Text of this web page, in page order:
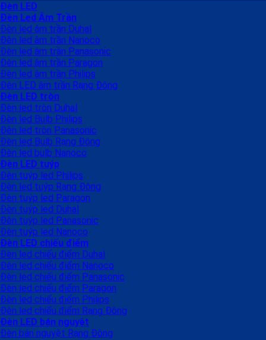
Đèn LED
Đèn Led Âm Trần
Đèn led âm trần Duhal
Đèn led âm trần Nanoco
Đèn led âm trần Panasonic
Đèn led âm trần Paragon
Đèn led âm trần Philips
Đèn LED âm trần Rạng Đông
Đèn LED tròn
Đèn led tròn Duhal
Đèn led Bulb Philips
Đèn led tròn Panasonic
Đèn led Bulb Rạng Đông
Đèn led bulb Nanoco
Đèn LED tuýp
Đèn tuýp led Philips
Đèn led tuýp Rạng Đông
Đèn tuýp led Paragon
Đèn tuýp led Duhal
Đèn tuýp led Panasonic
Đèn tuýp led Nanoco
Đèn LED chiếu điểm
Đèn led chiếu điểm Duhal
Đèn led chiếu điểm Nanoco
Đèn led chiếu điểm Panasonic
Đèn led chiếu điểm Paragon
Đèn led chiếu điểm Philips
Đèn led chiếu điểm Rạng Đông
Đèn LED bán nguyệt
Đèn bán nguyệt Rạng Đông